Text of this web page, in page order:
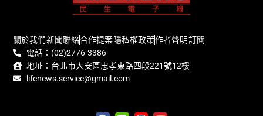
關於我們新聞聯絡合作提案隱私權政策作者聲明訂閱
電話：(02)2776-3386
地址：台北市大安區忠孝東路四段221號12樓
lifenews.service@gmail.com